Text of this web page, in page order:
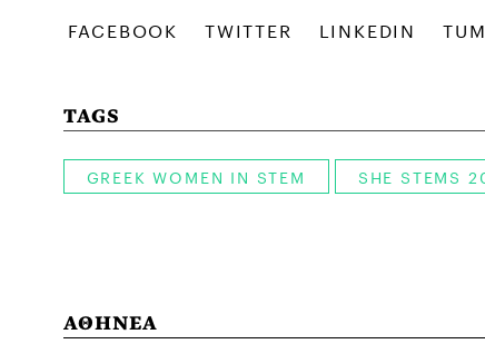
TAGS
GREEK WOMEN IN STEM SHE STEMS
ΑΘΗΝΕΑ